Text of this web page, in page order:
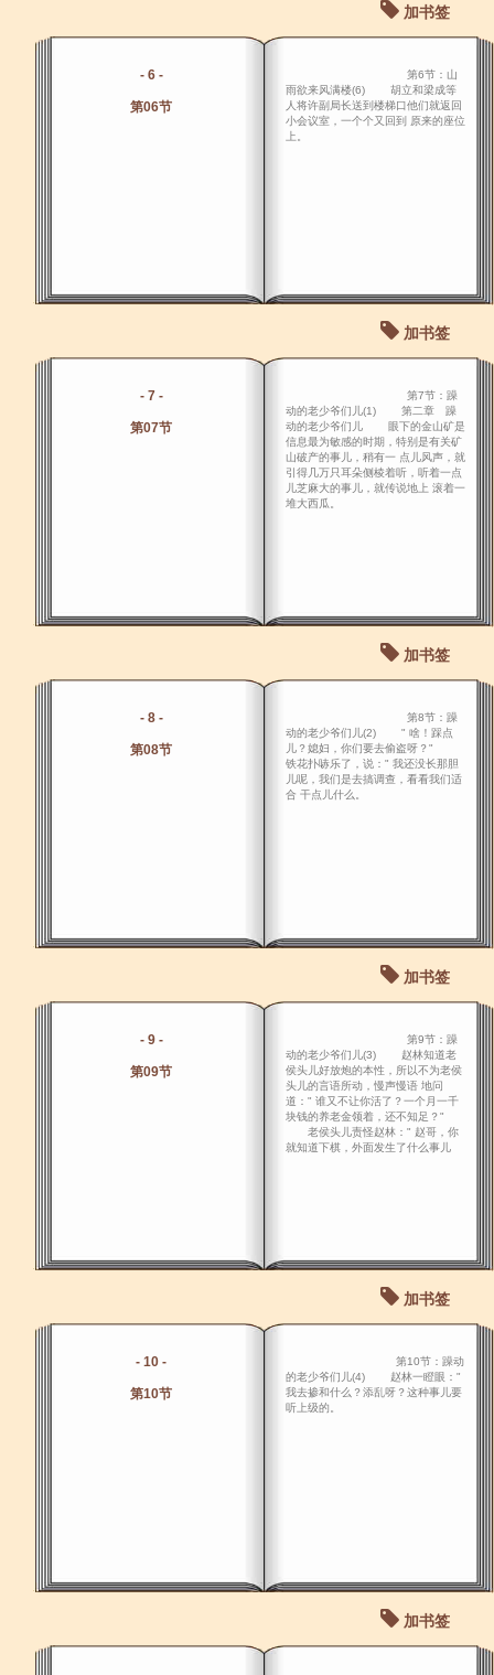
加书签
- 6 -
第06节
第6节：山
雨欲来风满楼(6) 胡立和梁成等
人将许副局长送到楼梯口他们就返回
小会议室，一个个又回到 原来的座位
上。
加书签
- 7 -
第07节
第7节：躁
动的老少爷们儿(1) 第二章 躁
动的老少爷们儿 眼下的金山矿是
信息最为敏感的时期，特别是有关矿
山破产的事儿，稍有一 点儿风声，就
引得几万只耳朵侧棱着听，听着一点
儿芝麻大的事儿，就传说地上 滚着一
堆大西瓜。
加书签
- 8 -
第08节
第8节：躁
动的老少爷们儿(2) " 啥！踩点
儿？媳妇，你们要去偷盗呀？"
铁花扑哧乐了，说：" 我还没长那胆
儿呢，我们是去搞调查，看看我们适
合 干点儿什么。
加书签
- 9 -
第09节
第9节：躁
动的老少爷们儿(3) 赵林知道老
侯头儿好放炮的本性，所以不为老侯
头儿的言语所动，慢声慢语 地问
道：" 谁又不让你活了？一个月一千
块钱的养老金领着，还不知足？"
老侯头儿责怪赵林：" 赵哥，你
就知道下棋，外面发生了什么事儿
加书签
- 10 -
第10节
第10节：躁动
的老少爷们儿(4) 赵林一瞪眼："
我去掺和什么？添乱呀？这种事儿要
听上级的。
加书签